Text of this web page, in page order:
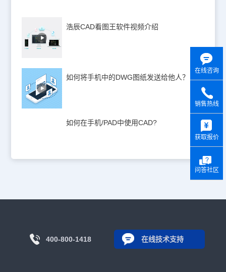
浩辰CAD看图王软件视频介绍
如何将手机中的DWG图纸发送给他人？
如何在手机/PAD中使用CAD?
在线咨询
销售热线
获取报价
问答社区